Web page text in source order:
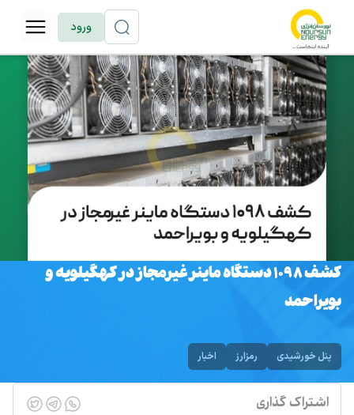
ورود
کشف ۱۰۹۸ دستگاه ماینر غیرمجاز در کهگیلویه و
بویراحمد
پنل خورشیدی رمزارز اخبار
اشتراک گذاری